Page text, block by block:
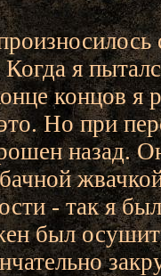
я
концов я
Но при
назад.
- так я
был